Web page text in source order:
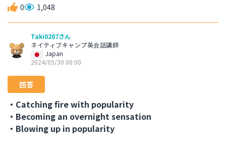
0 1,048
Taki0207さん
ネイティブキャンプ英会話講師
Japan
2024/05/30 00:00
回答
・Catching fire with popularity
・Becoming an overnight sensation
・Blowing up in popularity